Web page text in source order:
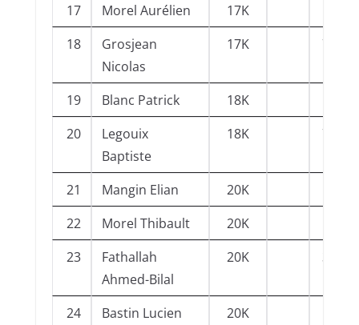
17 Morel Aurélien 17K
18
Grosjean
Nicolas
17K 73Ch
19 Blanc Patrick 18K
20
Legouix
Baptiste
18K 73Ch
21 Mangin Elian 20K
22
Morel Thibault 20K
23
Fathallah
Ahmed-Bilal
20K 38CA
24 Bastin Lucien 20K